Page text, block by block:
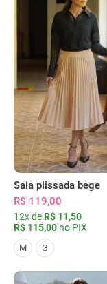
Saia plissada bege
R$ 119,00
12x de R$ 11,50
R$ 115,00 no PIX
M G